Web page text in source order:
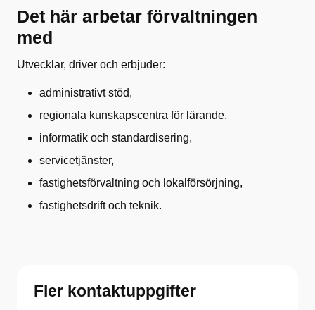
Det här arbetar förvaltningen
med
Utvecklar, driver och erbjuder:
administrativt stöd,
regionala kunskapscentra för lärande,
informatik och standardisering,
servicetjänster,
fastighetsförvaltning och lokalförsörjning,
fastighetsdrift och teknik.
Fler kontaktuppgifter